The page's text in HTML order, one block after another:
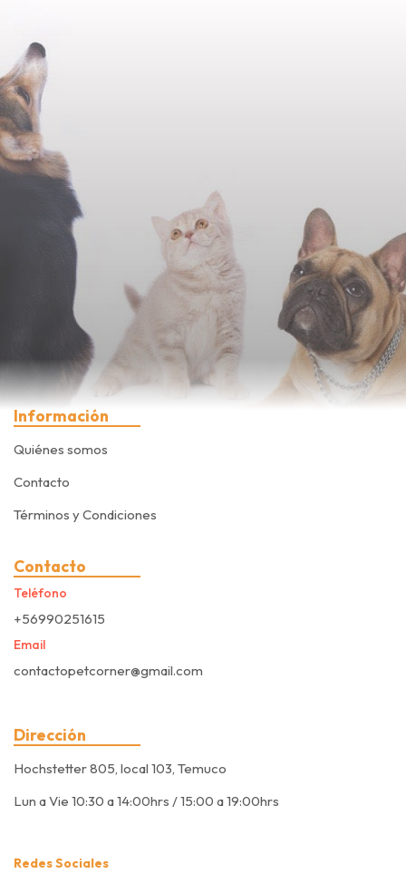
Información
Quiénes somos
Contacto
Términos y Condiciones
Contacto
Teléfono
+56990251615
Email
contactopetcorner@gmail.com
Dirección
Hochstetter 805, local 103, Temuco
Lun a Vie 10:30 a 14:00hrs / 15:00 a 19:00hrs
Redes Sociales